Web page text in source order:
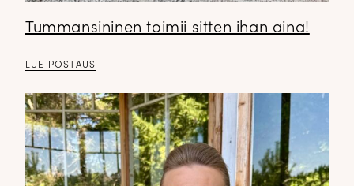
Tummansininen toimii sitten ihan aina!
LUE POSTAUS